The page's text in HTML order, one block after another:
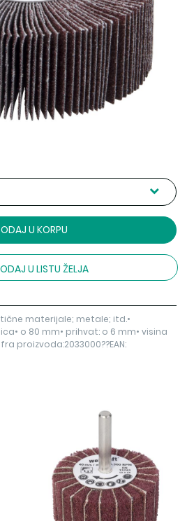
U KORPU
U LISTU ŽELJA
materijale; metale; itd.•
o 80 mm• prihvat: o 6 mm• visina
proizvoda:2033000??EAN: